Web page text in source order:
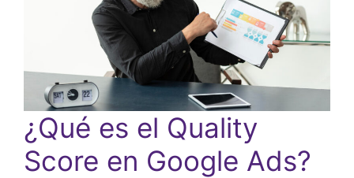
¿Qué es el Quality
Score en Google Ads?